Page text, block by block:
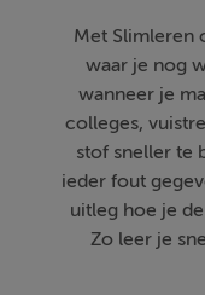
Met Slimleren
waar je nog
wanneer je
colleges,
stof sneller te
ieder fout
uitleg hoe je
Zo leer je